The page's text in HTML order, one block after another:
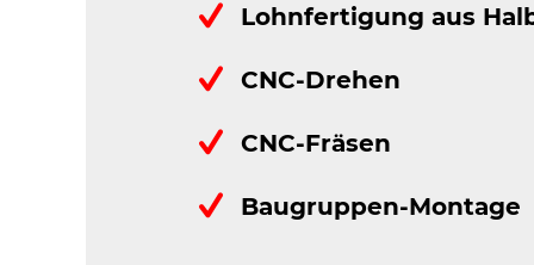
Lohnfertigung aus
CNC-Drehen
CNC-Fräsen
Baugruppen-Montage